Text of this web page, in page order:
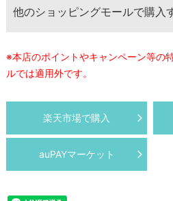
他のショッピングモールで購入
※本店のポイントやキャンペーン等の
ルでは適用外です。
楽天市場で購入
auPAYマーケット